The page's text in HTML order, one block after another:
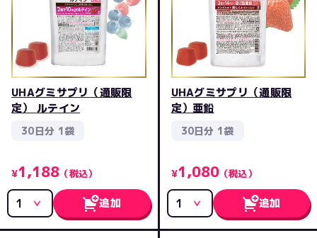
UHAグミサプリ（通販限
定） ルテイン
30日分 1袋
¥1,188 （税込）
追加
UHAグミサプリ（通販限
定）亜鉛
30日分 1袋
¥1,080（税込）
追加